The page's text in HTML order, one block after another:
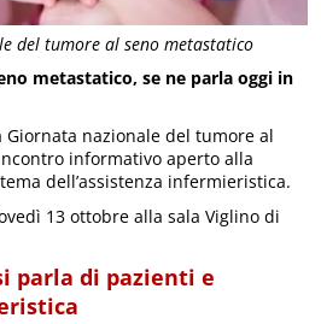
del tumore al seno metastatico
metastatico, se ne parla oggi in
Giornata nazionale del tumore al
informativo aperto alla
dell’assistenza infermieristica.
13 ottobre alla sala Viglino di
parla di pazienti e